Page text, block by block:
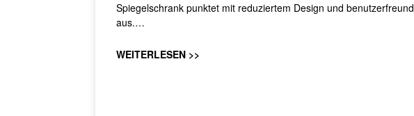
Spiegelschrank punktet mit reduziertem Design und
aus.…
WEITERLESEN >>